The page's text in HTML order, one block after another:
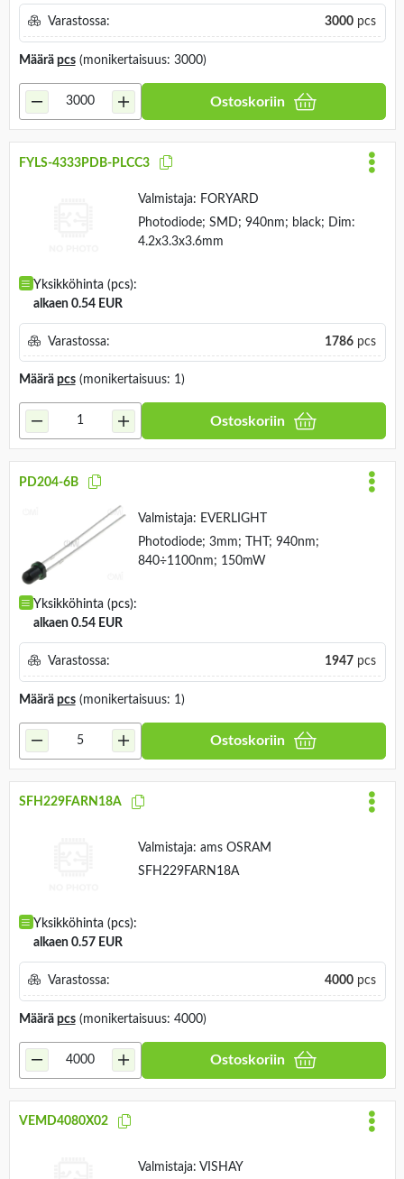
Varastossa: 3000pcs
Määrä pcs(monikertaisuus: 3000)
Ostoskoriin
FYLS-4333PDB-PLCC3
Valmistaja: FORYARD
Photodiode; SMD; 940nm; black; Dim:
4.2x3.3x3.6mm
Yksikköhinta (pcs):
alkaen 0.54 EUR
Varastossa: 1786pcs
Määrä pcs(monikertaisuus: 1)
Ostoskoriin
PD204-6B
Valmistaja: EVERLIGHT
Photodiode; 3mm; THT; 940nm;
840÷1100nm; 150mW
Yksikköhinta (pcs):
alkaen 0.54 EUR
Varastossa: 1947pcs
Määrä pcs(monikertaisuus: 1)
Ostoskoriin
SFH229FARN18A
Valmistaja: ams OSRAM
SFH229FARN18A
Yksikköhinta (pcs):
alkaen 0.57 EUR
Varastossa: 4000pcs
Määrä pcs(monikertaisuus: 4000)
Ostoskoriin
VEMD4080X02
Valmistaja: VISHAY